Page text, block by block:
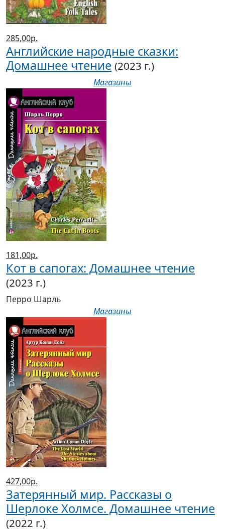
285,00р.
Английские народные сказки:
Домашнее чтение (2023 г.)
Магазины
181,00р.
Кот в сапогах: Домашнее чтение
(2023 г.)
Перро Шарль
Магазины
427,00р.
Затерянный мир. Рассказы о
Шерлоке Холмсе. Домашнее чтение
(2022 г.)